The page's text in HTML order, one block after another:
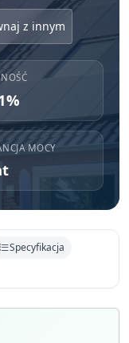
z innym
MOCY
Specyfikacja